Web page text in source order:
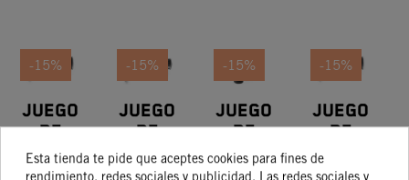
-15%
Juego
De
Puños
78,53 €
-15%
Juego
De
Puños
15,73 €
-15%
Juego
De
Puños
29,52 €
-15%
Juego
De
Puños
20,69 €
Esta tienda te pide que aceptes cookies para fines de
rendimiento, redes sociales y publicidad. Las redes sociales y